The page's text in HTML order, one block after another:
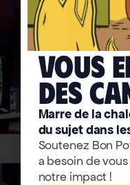
Vous
deS
Marre de la
du sujet dans
Soutenez Bon
a besoin de
notre impact !